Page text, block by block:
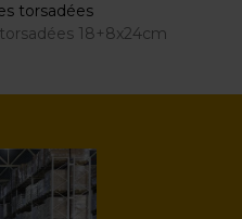
torsadées
18+8x24cm